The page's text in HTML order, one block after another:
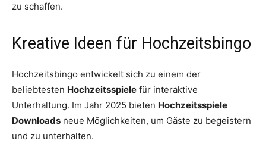
zu schaffen.
Kreative Ideen für Hochzeitsbingo
Hochzeitsbingo entwickelt sich zu einem der
beliebtesten Hochzeitsspiele für interaktive
Unterhaltung. Im Jahr 2025 bieten Hochzeitsspiele
Downloads neue Möglichkeiten, um Gäste zu begeistern
und zu unterhalten.